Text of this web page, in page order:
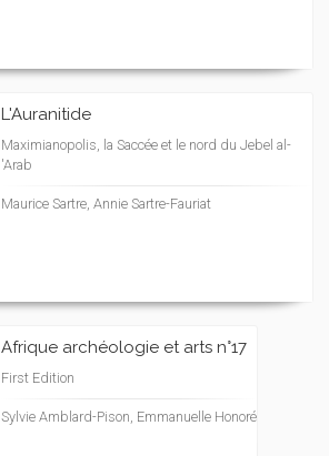
L'Auranitide
Maximianopolis, la Saccée et le nord du Jebel al-
'Arab
Maurice Sartre, Annie Sartre-Fauriat
Afrique archéologie et arts n°17
First Edition
Sylvie Amblard-Pison, Emmanuelle Honoré